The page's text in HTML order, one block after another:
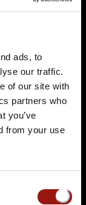
ads, to
our traffic.
of our site with
partners who
you’ve
from your use
Hippie